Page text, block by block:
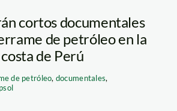
cortos documentales
de petróleo en la
costa de Perú
de petróleo, documentales,